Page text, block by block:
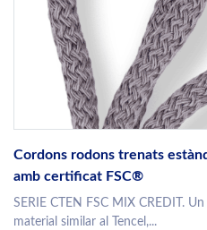
Cordons rodons trenats
amb certificat FSC®
SERIE CTEN FSC MIX CREDIT.
material similar al Tencel,...